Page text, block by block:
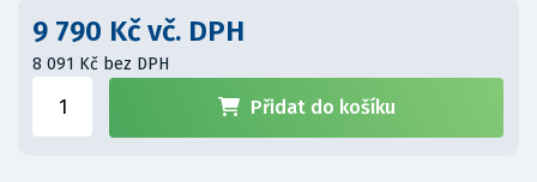
9 790 Kč vč. DPH
8 091 Kč bez DPH
Přidat do košíku